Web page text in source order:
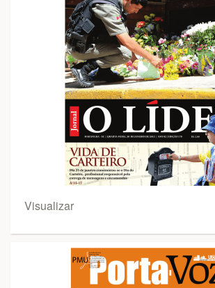
Visualizar